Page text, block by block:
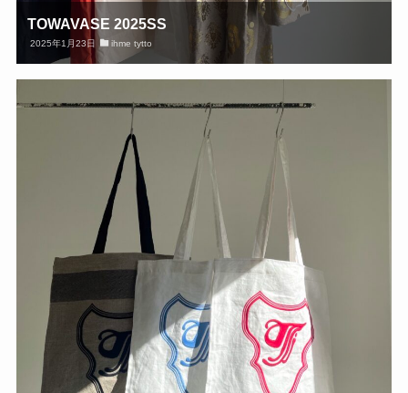
TOWAVASE 2025SS
2025年1月23日 ihme tytto